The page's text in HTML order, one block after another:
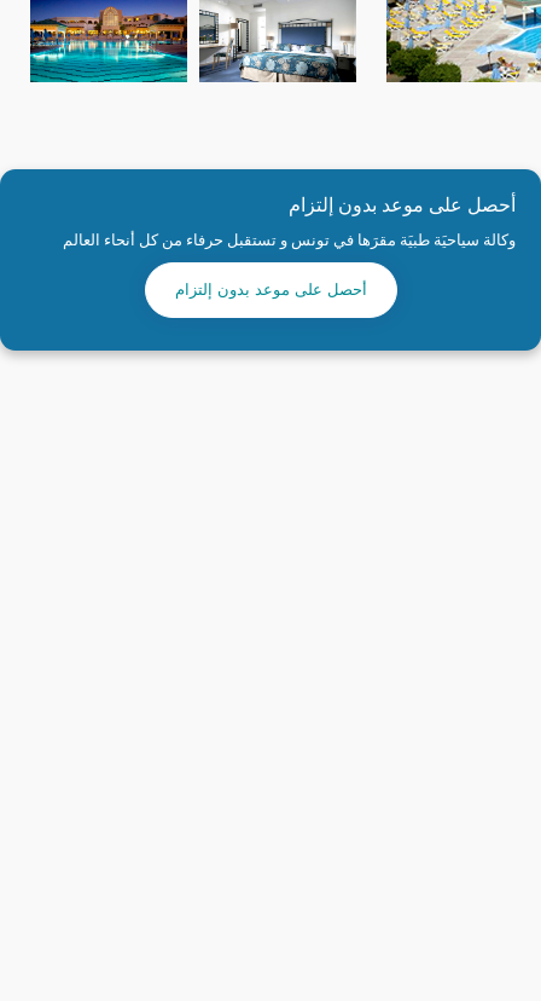
أحصل على موعد بدون إلتزام
وكالة سياحيَة طبيَة مقرَها في تونس و تستقبل حرفاء من كل أنحاء العالم
أحصل على موعد بدون إلتزام